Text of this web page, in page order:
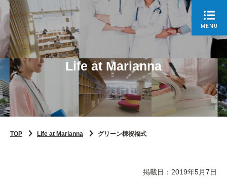
MENU
Life at Marianna
TOP Life at Marianna グリーン棟祝福式
掲載日：2019年5月7日